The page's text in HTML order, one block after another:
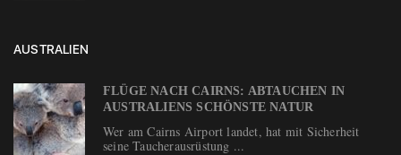
AUSTRALIEN
FLÜGE NACH CAIRNS: ABTAUCHEN IN
AUSTRALIENS SCHÖNSTE NATUR
Wer am Cairns Airport landet, hat mit Sicherheit
seine Taucherausrüstung ...